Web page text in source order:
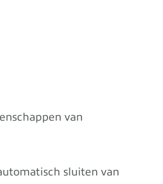
van
sluiten van